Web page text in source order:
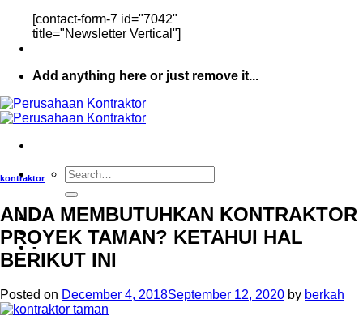
[contact-form-7 id="7042"
title="Newsletter Vertical"]
Add anything here or just remove it...
-
-
kontraktor
ANDA MEMBUTUHKAN KONTRAKTOR
PROYEK TAMAN? KETAHUI HAL
BERIKUT INI
Posted on December 4, 2018September 12, 2020 by berkah